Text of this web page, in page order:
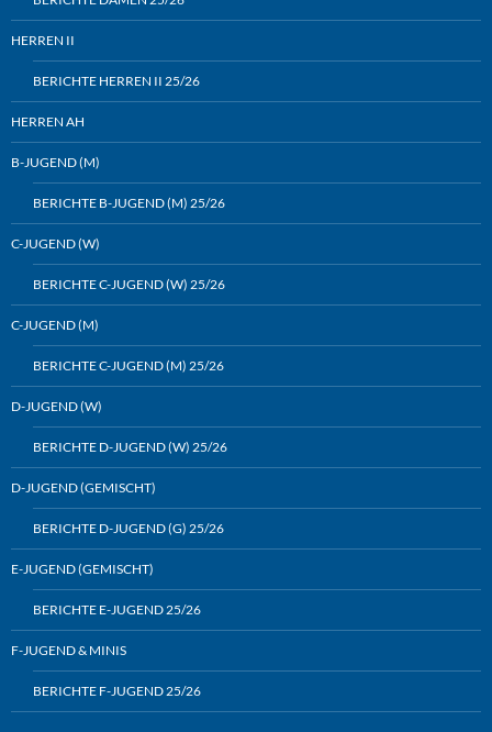
HERREN II
BERICHTE HERREN II 25/26
HERREN AH
B-JUGEND (M)
BERICHTE B-JUGEND (M) 25/26
C-JUGEND (W)
BERICHTE C-JUGEND (W) 25/26
C-JUGEND (M)
BERICHTE C-JUGEND (M) 25/26
D-JUGEND (W)
BERICHTE D-JUGEND (W) 25/26
D-JUGEND (GEMISCHT)
BERICHTE D-JUGEND (G) 25/26
E-JUGEND (GEMISCHT)
BERICHTE E-JUGEND 25/26
F-JUGEND & MINIS
BERICHTE F-JUGEND 25/26